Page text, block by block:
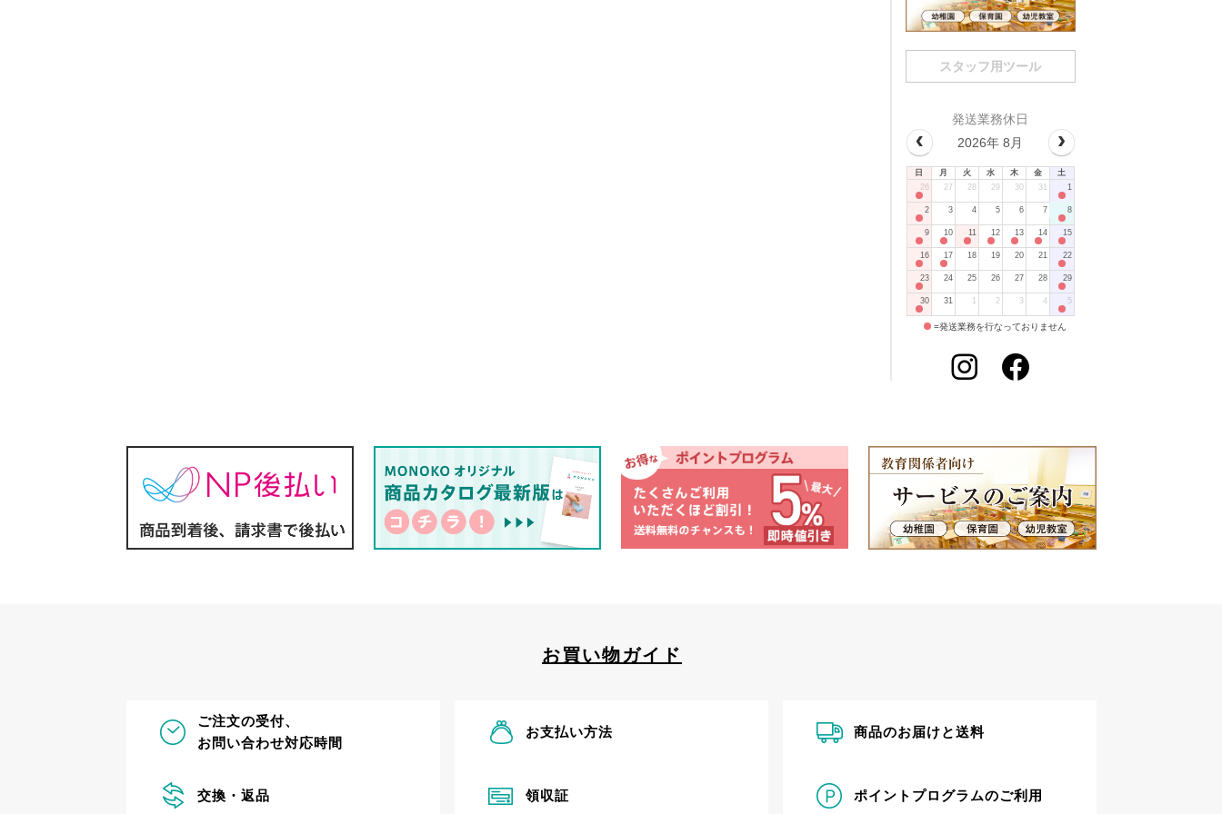
スタッフ用ツール
発送業務休日
2026年 8月
日 月 火 水 木 金
土
26
27 28 29 30 31 1
2 3 4 5 6 7 8
9 10 11 12 13 14 15
16 17 18 19 20 21 22
23 24 25 26 27 28 29
30 31 1 2 3 4 5
=発送業務を行なっておりません
お買い物ガイド
ご注文の受付、
お問い合わせ対応時間
お支払い方法 商品のお届けと送料
交換・返品 領収証 ポイントプログラムのご利用